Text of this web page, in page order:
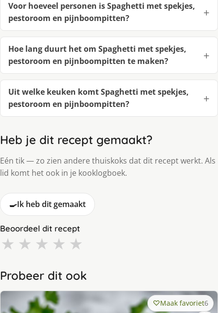
Voor hoeveel personen is Spaghetti met spekjes,
pestoroom en pijnboompitten?
Hoe lang duurt het om Spaghetti met spekjes,
pestoroom en pijnboompitten te maken?
Uit welke keuken komt Spaghetti met spekjes,
pestoroom en pijnboompitten?
Heb je dit recept gemaakt?
Eén tik — zo zien andere thuiskoks dat dit recept werkt. Als
lid komt het ook in je kooklogboek.
🍳Ik heb dit gemaakt
Beoordeel dit recept
★ ★ ★ ★ ★
Probeer dit ook
Maak favoriet6